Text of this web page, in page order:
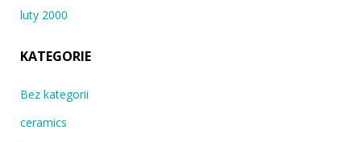
luty 2000
KATEGORIE
Bez kategorii
ceramics